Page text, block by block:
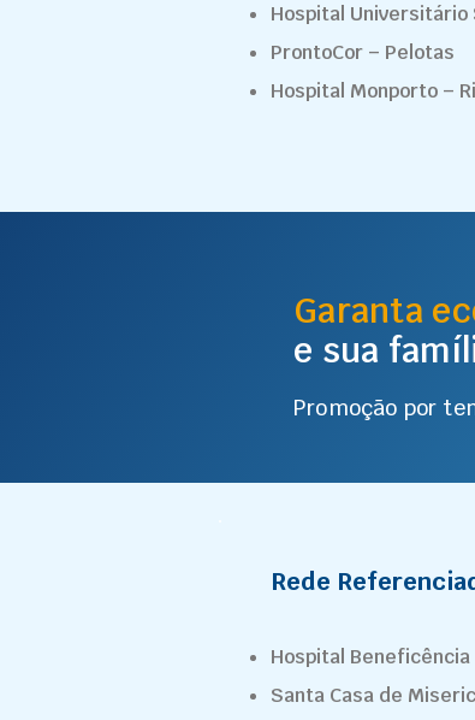
Hospital Universitário
ProntoCor – Pelotas
Hospital Monporto –
Garanta
e sua
Promoção por
Rede
Hospital
Santa Casa de